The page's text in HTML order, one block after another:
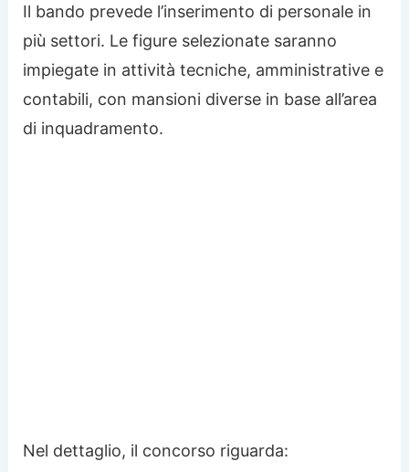
Il bando prevede l’inserimento di personale in
più settori. Le figure selezionate saranno
impiegate in attività tecniche, amministrative e
contabili, con mansioni diverse in base all’area
di inquadramento.
Nel dettaglio, il concorso riguarda: